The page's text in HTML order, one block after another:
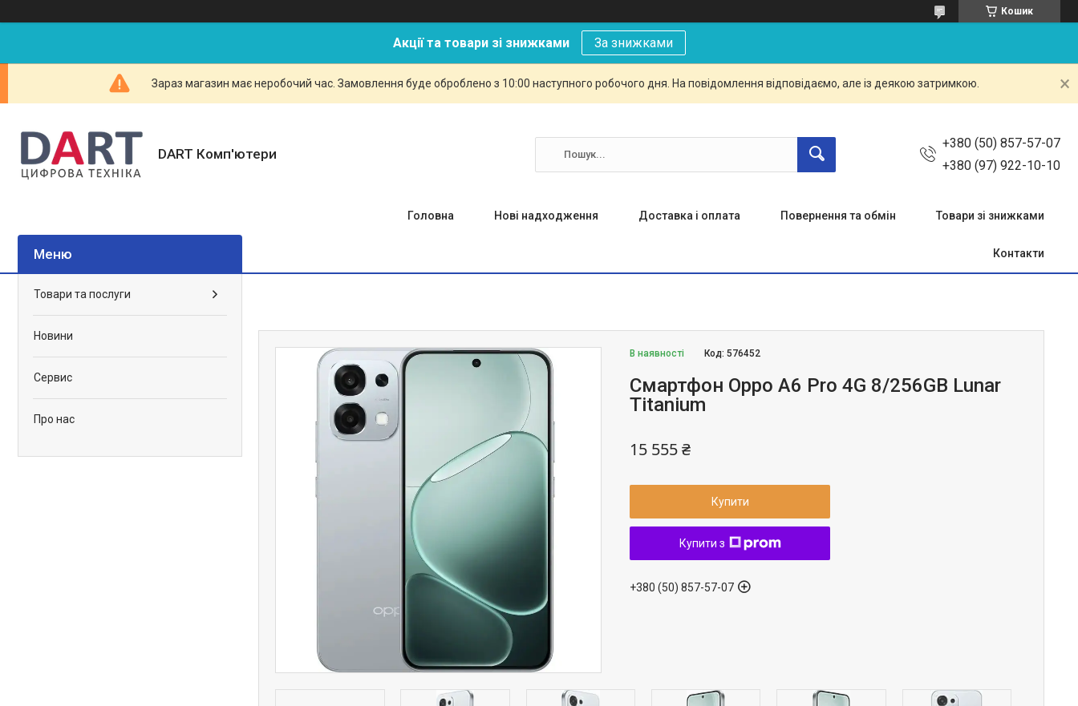
Кошик
Акції та товари зі знижками За знижками
Зараз магазин має неробочий час. Замовлення буде оброблено з 10:00 наступного робочого дня. На повідомлення відповідаємо, але із деякою затримкою.
DART Комп'ютери
+380 (50) 857-57-07
+380 (97) 922-10-10
Головна Нові надходження Доставка і оплата Повернення та обмін Товари зі знижками
Контакти
В наявності Код:576452
Смартфон Oppo A6 Pro 4G 8/256GB Lunar
Titanium
15 555 ₴
Купити
Купити з
+380 (50) 857-57-07
Товари та послуги
Новини
Сервис
Про нас